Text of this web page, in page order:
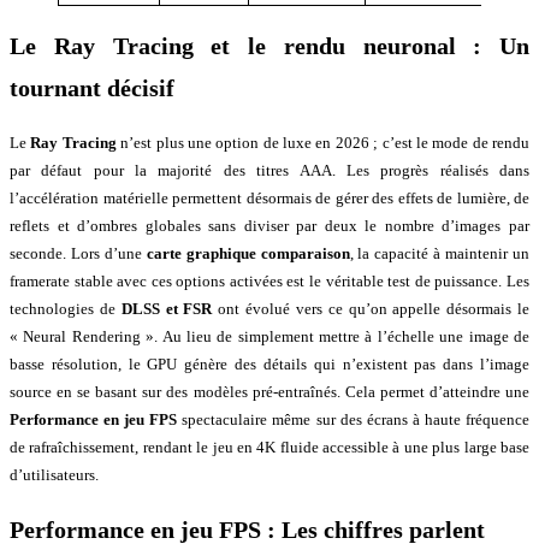
Le Ray Tracinget le rendu neuronal : Un
tournant décisif
LeRay Tracing n’est plus une option de luxe en 2026 ; c’est le mode de rendu
par défaut pour la majorité des titres AAA. Les progrès réalisés dans
l’accélération matérielle permettent désormais de gérer des effets de lumière, de
reflets et d’ombres globales sans diviser par deux le nombre d’images par
seconde. Lors d’une carte graphique comparaison, la capacité à maintenir un
framerate stable avec ces options activées est le véritable test de puissance. Les
technologies de DLSS et FSRont évolué vers ce qu’on appelle désormais le
« Neural Rendering ». Au lieu de simplement mettre à l’échelle une image de
basse résolution, le GPU génère des détails qui n’existent pas dans l’image
source en se basant sur des modèles pré-entraînés. Cela permet d’atteindre une
Performance en jeu FPS spectaculaire même sur des écrans à haute fréquence
de rafraîchissement, rendant le jeu en 4K fluide accessible à une plus large base
d’utilisateurs.
Performance en jeu FPS : Les chiffres parlent